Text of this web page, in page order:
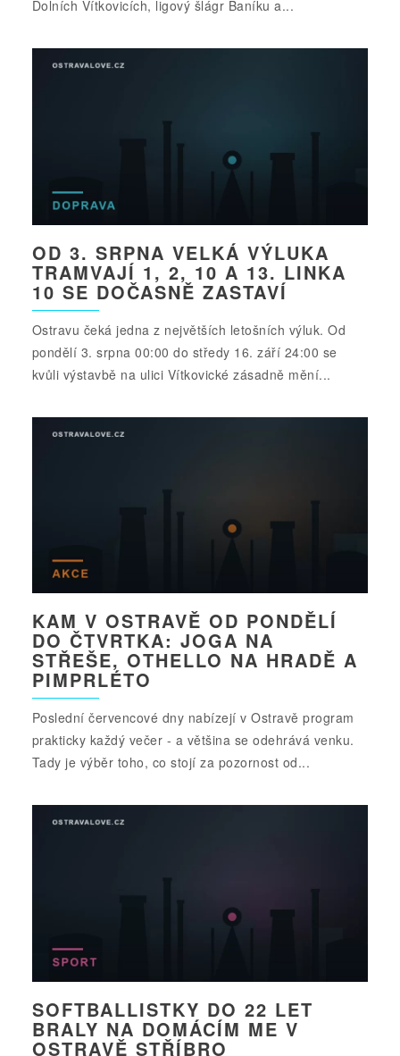
Dolních Vítkovicích, ligový šlágr Baníku a...
OD 3. SRPNA VELKÁ VÝLUKA
TRAMVAJÍ 1, 2, 10 A 13. LINKA
10 SE DOČASNĚ ZASTAVÍ
Ostravu čeká jedna z největších letošních výluk. Od
pondělí 3. srpna 00:00 do středy 16. září 24:00 se
kvůli výstavbě na ulici Vítkovické zásadně mění...
KAM V OSTRAVĚ OD PONDĚLÍ
DO ČTVRTKA: JOGA NA
STŘEŠE, OTHELLO NA HRADĚ A
PIMPRLÉTO
Poslední červencové dny nabízejí v Ostravě program
prakticky každý večer - a většina se odehrává venku.
Tady je výběr toho, co stojí za pozornost od...
SOFTBALLISTKY DO 22 LET
BRALY NA DOMÁCÍM ME V
OSTRAVĚ STŘÍBRO